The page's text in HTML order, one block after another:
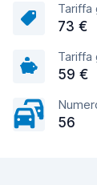
Tariffa
73 €
Tariffa
59 €
56